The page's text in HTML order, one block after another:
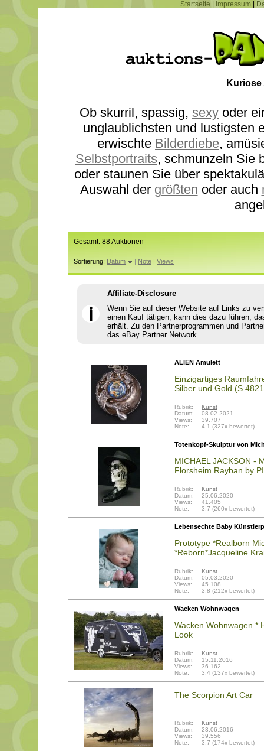
Startseite Impressum
Ob skurril, spassig, sexy oder
unglaublichsten und lustigsten
erwischte Bilderdiebe,
Selbstportraits, schmunzeln Sie
oder staunen Sie über
Auswahl der größten oder auch
Gesamt: 88 Auktionen
Sortierung: Datum | Note | Views
ℹ
Affiliate-Disclosure
Wenn Sie auf dieser Website auf Links zu
einen Kauf tätigen, kann dies dazu führen,
erhält. Zu den Partnerprogrammen und
das eBay Partner Network.
ALIEN Amulett
Einzigartiges
Silber und Gold (S
Rubrik:
Kunst
Datum:
08.02.2021
Views:
39.707
Note:
4,1 (327x bewertet)
Totenkopf-Skulptur von
MICHAEL JACKSON -
Florsheim Rayban by
Rubrik:
Kunst
Datum:
25.06.2020
Views:
41.405
Note:
3,7 (260x bewertet)
Lebensechte Baby
Prototype *Realborn
*Reborn*Jacqueline
Rubrik:
Kunst
Datum:
05.03.2020
Views:
45.108
Note:
3,8 (212x bewertet)
Wacken Wohnwagen
Wacken Wohnwagen *
Look
Rubrik:
Kunst
Datum:
15.11.2016
Views:
36.162
Note:
3,4 (137x bewertet)
The Scorpion Art Car
Rubrik:
Kunst
Datum:
23.06.2016
Views:
39.556
Note:
3,7 (174x bewertet)